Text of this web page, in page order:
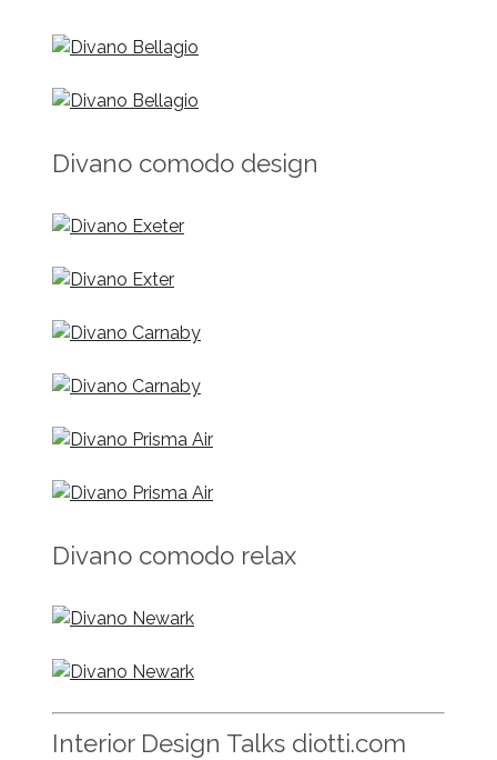
Divano comodo design
Divano comodo relax
Interior Design Talks diotti.com